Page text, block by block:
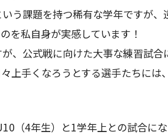
う課題を持つ稀有な学年ですが、
を私自身が実感しています！
、公式戦に向けた大事な練習試合
上手くなろうとする選手たちには、
（4年生）と1学年上との試合に